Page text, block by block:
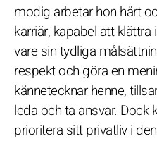
modig arbetar hon hårt
karriär, kapabel att
vare sin tydliga
respekt och göra en
kännetecknar henne,
leda och ta ansvar. Dock
prioritera sitt privatliv i